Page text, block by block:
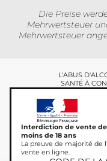
Die Preise
Mehrwertsteuer
Mehrwertsteuer
L'ABUS
SANTÉ À
Interdiction de vente
moins de 18 ans
La preuve de majorité de
vente en ligne.